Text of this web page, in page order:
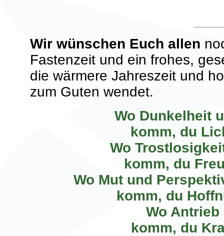
Wir wünschen Euch allen
Fastenzeit und ein frohes,
die wärmere Jahreszeit und
zum Guten wendet.
Wo Dunkelheit
komm, du
Wo
komm, du
Wo Mut und
komm, du
Wo
komm, du